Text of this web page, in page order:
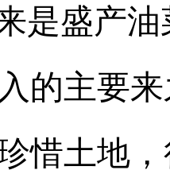
是盛产
的主要
惜土地